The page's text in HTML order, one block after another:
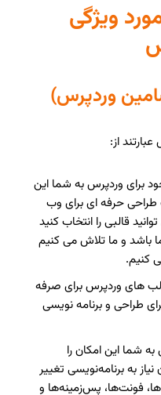
ویژگی
وردپرس)
از:
برای وردپرس به شما این
طراحی حرفه ای برای وب
قالبی را انتخاب کنید
باشد و ما تلاش می کنیم
کنیم.
های وردپرس برای صرفه
طراحی و برنامه نویسی
شما این امکان را
به برنامه‌نویسی تغییر
فونت‌ها، پس‌زمینه‌ها و